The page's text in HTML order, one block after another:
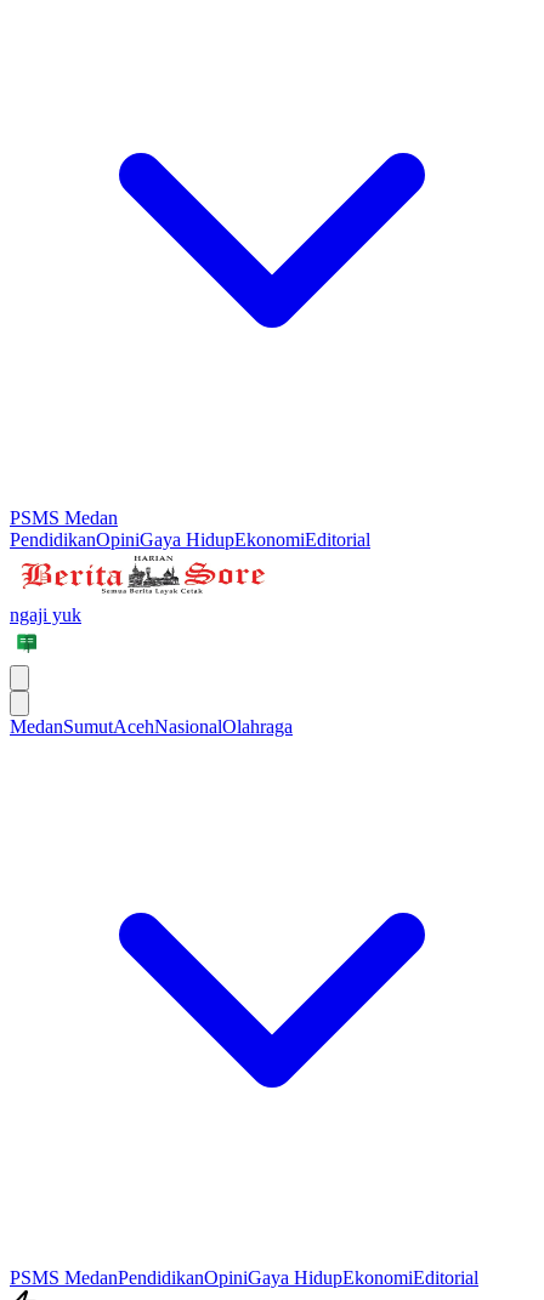
PSMS Medan
PendidikanOpiniGaya HidupEkonomiEditorial
ngaji yuk
MedanSumutAcehNasionalOlahraga
PSMS MedanPendidikanOpiniGaya HidupEkonomiEditorial